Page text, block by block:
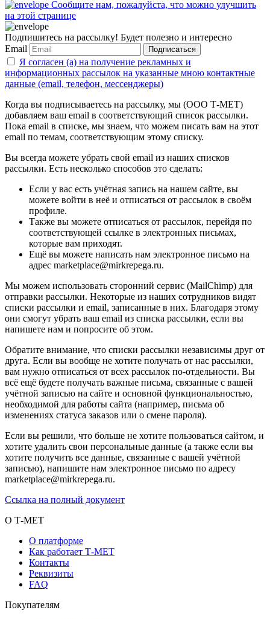
Сообщите нам, пожалуйста, что можно улучшить
на этой странице
Подпишитесь на рассылку! Будет полезно и интересно
Email
Подписаться
Я согласен (а) на получение рекламных и
информационных рассылок на указанные мною контактные
данные (email, телефон, мессенджеры)
Когда вы подписываетесь на рассылку, мы (ООО Т-МЕТ)
добавляем ваш email в соответствующий список рассылки.
Пока email в списке, мы знаем, что можем писать вам на этот
email по темам, соответствующим этому списку.
Вы всегда можете убрать свой email из наших списков
рассылки. Есть несколько способов это сделать:
Если у вас есть учётная запись на нашем сайте, вы
можете войти в неё и отписаться от рассылок в своём
профиле.
Также вы можете отписаться от рассылок, перейдя по
соответствующей ссылке в электронных письмах,
которые вам приходят.
Ещё вы можете написать нам электронное письмо на
адрес marketplace@mirkrepega.ru.
Мы можем использовать сторонний сервис (MailChimp) для
отправки рассылки. Некоторые из наших сотрудников видят
списки рассылки и email, записанные в них. Благодаря этому
они смогут убрать ваш email из списка рассылки, если вы
напишете нам и попросите об этом.
Обратите внимание, что списки рассылки независимы друг от
друга. Если вы вообще не хотите получать от нас рассылки,
вам нужно отписаться от всех рассылок по-отдельности. Вы
всё ещё будете получать важные письма, связанные с вашей
учётной записью на сайте и основной функциональностью,
необходимой для работы сайта (например, письма об
изменениях статуса заказов или о смене пароля).
Если вы решили, что больше не хотите пользоваться сайтом, и
хотите удалить свои персональные данные (а также если вы
хотите получить все данные, связанные с вашей учётной
записью), напишите нам электронное письмо по адресу
marketplace@mirkrepega.ru.
Ссылка на полный документ
О Т-МЕТ
О платформе
Как работает Т-МЕТ
Контакты
Реквизиты
FAQ
Покупателям